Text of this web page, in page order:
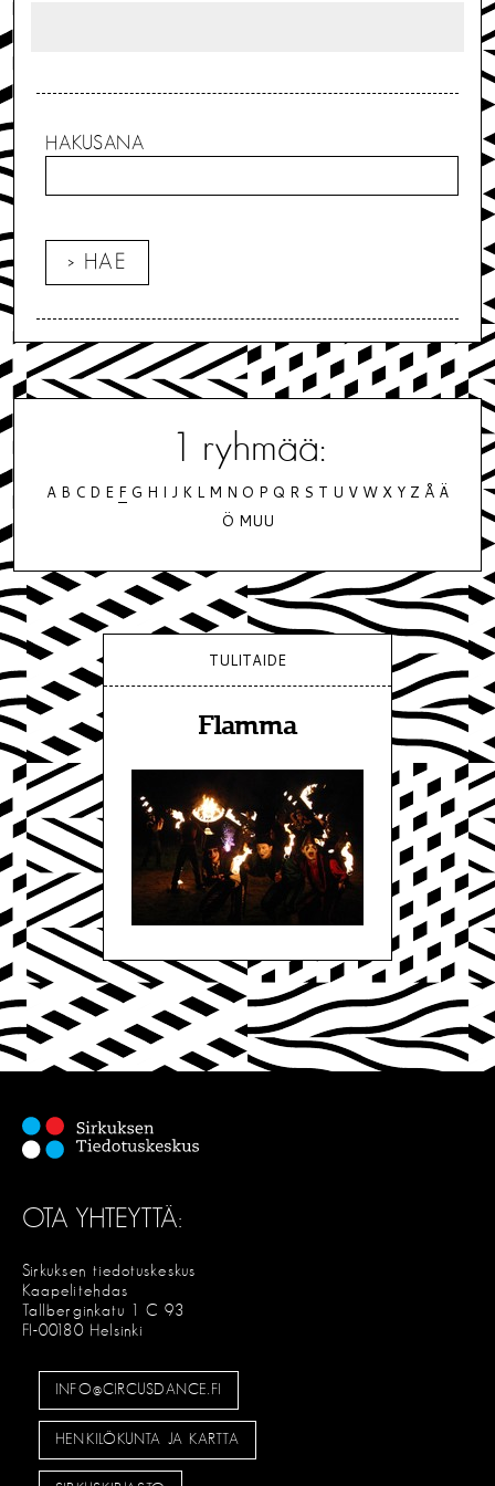
HAKUSANA
1 ryhmää:
A B C D E F G H I J K L M N O P Q R S T U V W X Y Z Å Ä
Ö MUU
TULITAIDE
Flamma
OTA YHTEYTTÄ:
Sirkuksen tiedotuskeskus
Kaapelitehdas
Tallberginkatu 1 C 93
FI-00180 Helsinki
INFO@CIRCUSDANCE.FI
HENKILÖKUNTA JA KARTTA